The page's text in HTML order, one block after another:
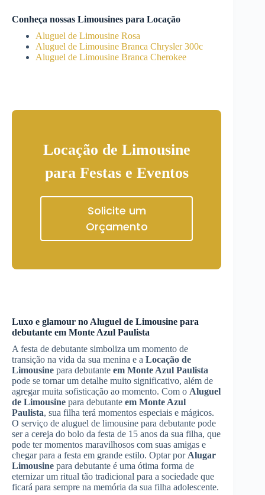
Conheça nossas Limousines para Locação
Aluguel de Limousine Rosa
Aluguel de Limousine Branca Chrysler 300c
Aluguel de Limousine Branca Cherokee
Locação de Limousine
para Festas e Eventos
Solicite um
Orçamento
Luxo e glamour no Aluguel de Limousine para
debutante em Monte Azul Paulista
A festa de debutante simboliza um momento de
transição na vida da sua menina e a Locação de
Limousine para debutante em Monte Azul Paulista
pode se tornar um detalhe muito significativo, além de
agregar muita sofisticação ao momento. Com o Aluguel
de Limousine para debutante em Monte Azul
Paulista, sua filha terá momentos especiais e mágicos.
O serviço de aluguel de limousine para debutante pode
ser a cereja do bolo da festa de 15 anos da sua filha, que
pode ter momentos maravilhosos com suas amigas e
chegar para a festa em grande estilo. Optar por Alugar
Limousine para debutante é uma ótima forma de
eternizar um ritual tão tradicional para a sociedade que
ficará para sempre na memória da sua filha adolescente.